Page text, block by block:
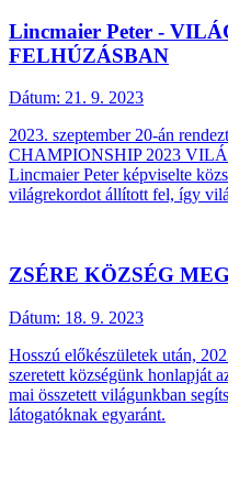
Lincmaier Peter -
FELHÚZÁSBAN
Dátum: 21. 9. 2023
2023. szeptember 20-án
CHAMPIONSHIP 2023
Lincmaier Peter képviselte
világrekordot állított fel, így
ZSÉRE KÖZSÉG
Dátum: 18. 9. 2023
Hosszú előkészületek után,
szeretett községünk honlapját
mai összetett világunkban
látogatóknak egyaránt.